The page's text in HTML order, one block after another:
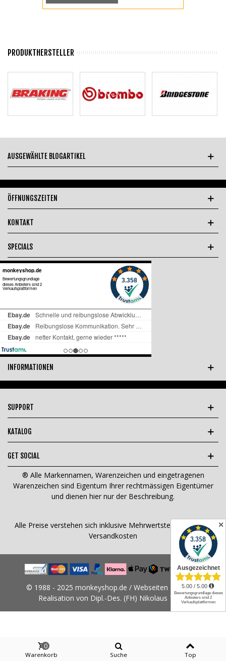
PRODUKTHERSTELLER
AUSGEWÄHLTE BLOGARTIKEL
ÖFFNUNGSZEITEN
KONTAKT
SPECIALS
✕
INFORMATIONEN
SUPPORT
KATALOG
GET SOCIAL
® Alle Markennamen, Warenzeichen und eingetragenen
Warenzeichen sind Eigentum Ihrer rechtmässigen Eigentümer
und dienen hier nur der Beschreibung.
Alle Preise verstehen sich inklusive Mehrwertsteuer undzzgl.
Versandkosten
© 1988 - 2025 monkeyshop.de / Webseiten Design &
Realisation von Dipl.-Des. (FH) Nikolaus Tams
Warenkorb
0
Suche Top